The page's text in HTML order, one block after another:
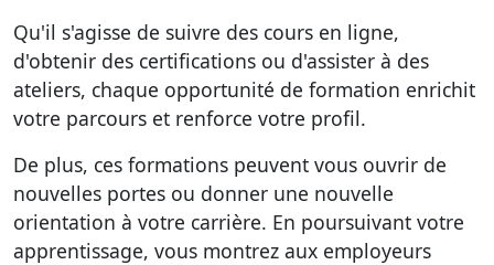
Qu'il s'agisse de suivre des cours en ligne,
d'obtenir des certifications ou d'assister à des
ateliers, chaque opportunité de formation enrichit
votre parcours et renforce votre profil.
De plus, ces formations peuvent vous ouvrir de
nouvelles portes ou donner une nouvelle
orientation à votre carrière. En poursuivant votre
apprentissage, vous montrez aux employeurs